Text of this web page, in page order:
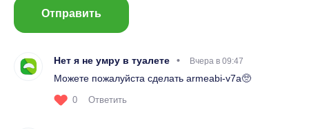
Отправить
Нет я не умру в туалете Вчера в 09:47
Можете пожалуйста сделать armeabi-v7a🥺
0 Ответить